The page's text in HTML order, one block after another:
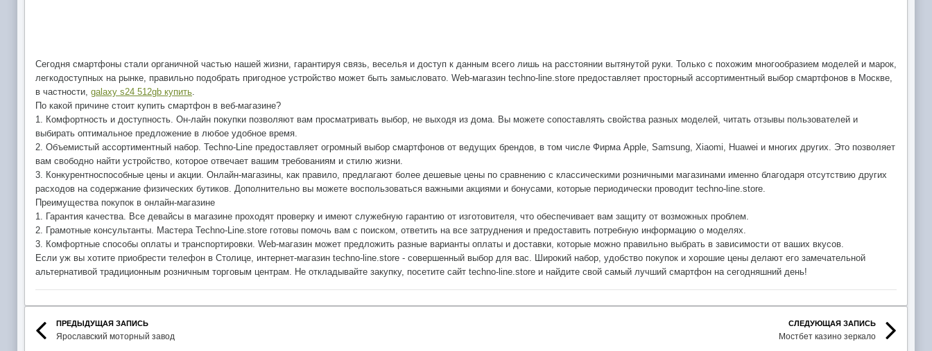
Сегодня смартфоны стали органичной частью нашей жизни, гарантируя связь, веселья и доступ к данным всего лишь на расстоянии вытянутой руки. Только с похожим многообразием моделей и марок,
легкодоступных на рынке, правильно подобрать пригодное устройство может быть замысловато. Web-магазин techno-line.store предоставляет просторный ассортиментный выбор смартфонов в Москве,
в частности, galaxy s24 512gb купить.
По какой причине стоит купить смартфон в веб-магазине?
1. Комфортность и доступность. Он-лайн покупки позволяют вам просматривать выбор, не выходя из дома. Вы можете сопоставлять свойства разных моделей, читать отзывы пользователей и
выбирать оптимальное предложение в любое удобное время.
2. Объемистый ассортиментный набор. Techno-Line предоставляет огромный выбор смартфонов от ведущих брендов, в том числе Фирма Apple, Samsung, Xiaomi, Huawei и многих других. Это позволяет
вам свободно найти устройство, которое отвечает вашим требованиям и стилю жизни.
3. Конкурентноспособные цены и акции. Онлайн-магазины, как правило, предлагают более дешевые цены по сравнению с классическими розничными магазинами именно благодаря отсутствию других
расходов на содержание физических бутиков. Дополнительно вы можете воспользоваться важными акциями и бонусами, которые периодически проводит techno-line.store.
Преимущества покупок в онлайн-магазине
1. Гарантия качества. Все девайсы в магазине проходят проверку и имеют служебную гарантию от изготовителя, что обеспечивает вам защиту от возможных проблем.
2. Грамотные консультанты. Мастера Techno-Line.store готовы помочь вам с поиском, ответить на все затруднения и предоставить потребную информацию о моделях.
3. Комфортные способы оплаты и транспортировки. Web-магазин может предложить разные варианты оплаты и доставки, которые можно правильно выбрать в зависимости от ваших вкусов.
Если уж вы хотите приобрести телефон в Столице, интернет-магазин techno-line.store - совершенный выбор для вас. Широкий набор, удобство покупок и хорошие цены делают его замечательной
альтернативой традиционным розничным торговым центрам. Не откладывайте закупку, посетите сайт techno-line.store и найдите свой самый лучший смартфон на сегодняшний день!
ПРЕДЫДУЩАЯ ЗАПИСЬ
Ярославский моторный завод
СЛЕДУЮЩАЯ ЗАПИСЬ
Мостбет казино зеркало